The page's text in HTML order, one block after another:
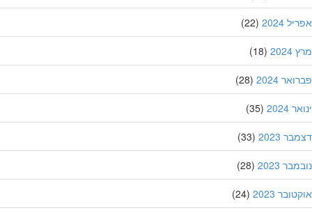
2024
(22)
(18)
2024
(28)
2024
(35)
2023
(33)
2023
(28)
2023
(24)